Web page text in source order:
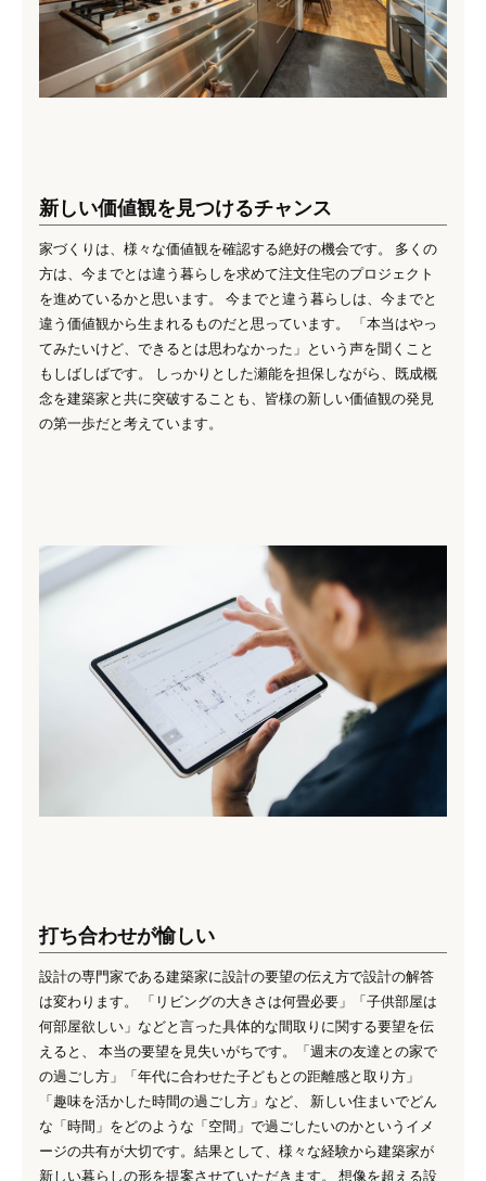
新しい価値観を見つけるチャンス
家づくりは、様々な価値観を確認する絶好の機会です。 多くの
方は、今までとは違う暮らしを求めて注文住宅のプロジェクト
を進めているかと思います。 今までと違う暮らしは、今までと
違う価値観から生まれるものだと思っています。 「本当はやっ
てみたいけど、できるとは思わなかった」という声を聞くこと
もしばしばです。 しっかりとした瀬能を担保しながら、既成概
念を建築家と共に突破することも、皆様の新しい価値観の発見
の第一歩だと考えています。
打ち合わせが愉しい
設計の専門家である建築家に設計の要望の伝え方で設計の解答
は変わります。 「リビングの大きさは何畳必要」「子供部屋は
何部屋欲しい」などと言った具体的な間取りに関する要望を伝
えると、 本当の要望を見失いがちです。「週末の友達との家で
の過ごし方」「年代に合わせた子どもとの距離感と取り方」
「趣味を活かした時間の過ごし方」など、 新しい住まいでどん
な「時間」をどのような「空間」で過ごしたいのかというイメ
ージの共有が大切です。結果として、様々な経験から建築家が
新しい暮らしの形を提案させていただきます。 想像を超える設